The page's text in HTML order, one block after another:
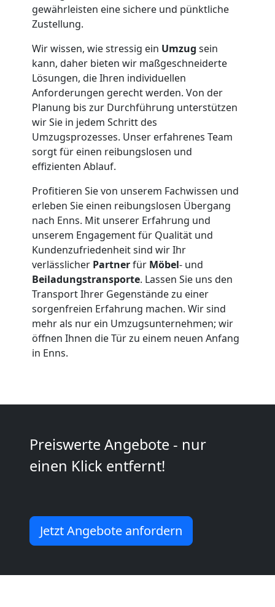
gewährleisten eine sichere und pünktliche
Zustellung.
Wir wissen, wie stressig ein Umzug sein
kann, daher bieten wir maßgeschneiderte
Lösungen, die Ihren individuellen
Anforderungen gerecht werden. Von der
Planung bis zur Durchführung unterstützen
wir Sie in jedem Schritt des
Umzugsprozesses. Unser erfahrenes Team
sorgt für einen reibungslosen und
effizienten Ablauf.
Profitieren Sie von unserem Fachwissen und
erleben Sie einen reibungslosen Übergang
nach Enns. Mit unserer Erfahrung und
unserem Engagement für Qualität und
Kundenzufriedenheit sind wir Ihr
verlässlicher Partnerfür Möbel- und
Beiladungstransporte. Lassen Sie uns den
Transport Ihrer Gegenstände zu einer
sorgenfreien Erfahrung machen. Wir sind
mehr als nur ein Umzugsunternehmen; wir
öffnen Ihnen die Tür zu einem neuen Anfang
in Enns.
Preiswerte Angebote - nur
einen Klick entfernt!
Jetzt Angebote anfordern
Traun
Expressumzug
Traun
Tragehilfe
Traun
Kleiner
Umzug
Traun
Küchenumzug
und
Lagerung
Traun